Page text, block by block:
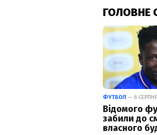
ГОЛОВНЕ
ФУТБОЛ — 6
Відомого
забили до
власного